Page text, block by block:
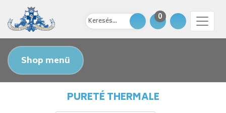
0
Shop menü
PURETÉ THERMALE